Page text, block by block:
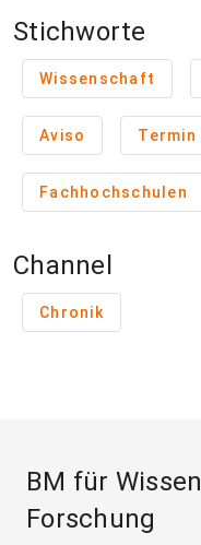
Stichworte
Wissenschaft
Aviso Termin
Fachhochschulen
Channel
Chronik
BM für
Forschung